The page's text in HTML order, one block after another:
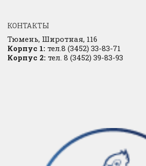
КОНТАКТЫ
Тюмень, Широтная, 116
Корпус 1: тел.8 (3452) 33-83-71
Корпус 2: тел. 8 (3452) 39-83-93